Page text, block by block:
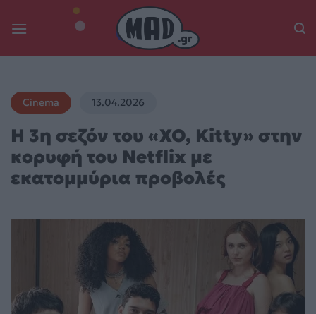
Cinema 13.04.2026
Η 3η σεζόν του «XO, Kitty» στην
κορυφή του Netflix με
εκατομμύρια προβολές